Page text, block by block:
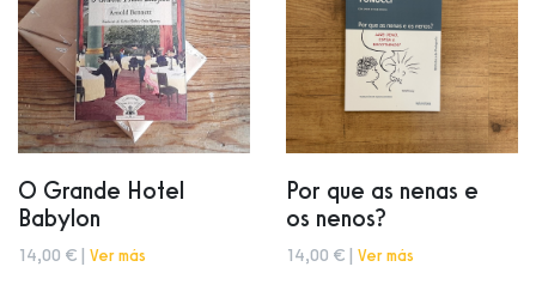
O Grande Hotel
Babylon
14,00 € | Ver más
Por que as nenas e
os nenos?
14,00 € | Ver más